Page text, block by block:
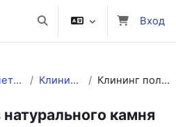
Изменить данные Вход
Клининг нетекстильных поверхностей Клининг жестких полов Клининг полов из натурального камня
камня